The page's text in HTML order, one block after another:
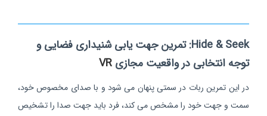
Hide & Seek: تمرین جهت یابی شنیداری فضایی و
توجه انتخابی در واقعیت مجازی VR
در این تمرین ربات در سمتی پنهان می شود و با صدای مخصوص خود،
سمت و جهت خود را مشخص می کند، فرد باید جهت صدا را تشخیص